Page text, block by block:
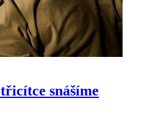
snášíme